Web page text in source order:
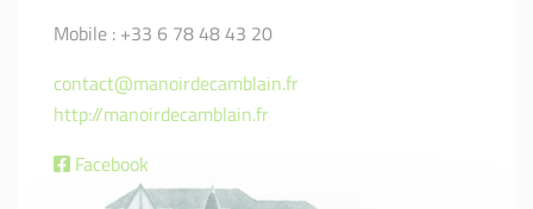
Mobile : +33 6 78 48 43 20
contact@manoirdecamblain.fr
http://manoirdecamblain.fr
Facebook